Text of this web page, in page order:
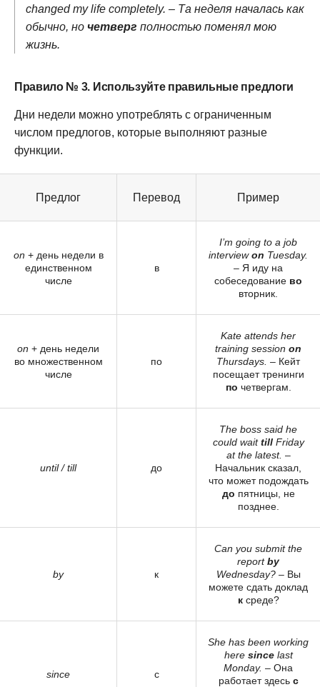
changed my life completely. – Та неделя началась как
обычно, но четверг полностью поменял мою
жизнь.
Правило № 3. Используйте правильные предлоги
Дни недели можно употреблять с ограниченным
числом предлогов, которые выполняют разные
функции.
Предлог Перевод Пример
on + день недели в
единственном
числе
в
I’m going to a job
interviewon Tuesday.
– Я иду на
собеседование во
вторник.
on + день недели
во множественном
числе
по
Kate attends her
training session on
Thursdays. – Кейт
посещает тренинги
по четвергам.
until / till до
The boss said he
could waittillFriday
at the latest. –
Начальник сказал,
что может подождать
до пятницы, не
позднее.
by к
Can you submit the
reportby
Wednesday?– Вы
можете сдать доклад
ксреде?
since с
She has been working
here sincelast
Monday. – Она
работает здесь с